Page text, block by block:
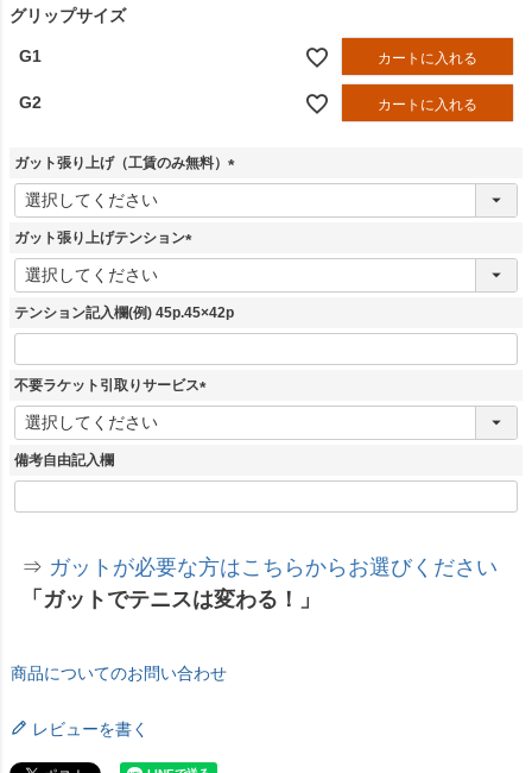
グリップサイズ
G1 カートに入れる
G2 カートに入れる
ガット張り上げ（工賃のみ無料）
(
ガット張り上げテンション
(
須
テンション記入欄(例) 45p.45×42p
不要ラケット引取りサービス
(
備考自由記入欄
⇒ ガットが必要な方はこちらからお選びください
「ガットでテニスは変わる！」
商品についてのお問い合わせ
レビューを書く